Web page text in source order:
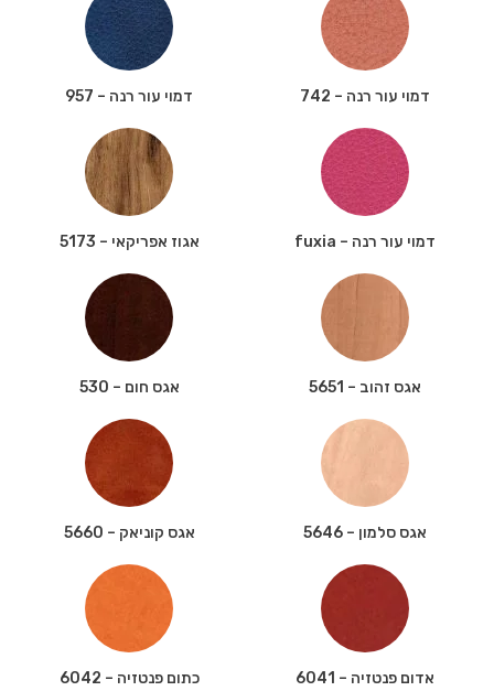
דמוי עור רנה – 742 דמוי עור רנה – 957
דמוי עור רנה – fuxia אגוז אפריקאי – 5173
אגס זהוב – 5651 אגס חום – 530
אגס סלמון – 5646 אגס קוניאק – 5660
אדום פנטזיה – 6041 כתום פנטזיה – 6042